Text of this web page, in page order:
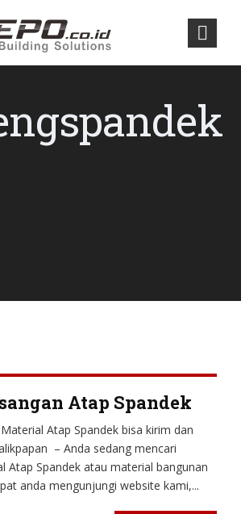
Atap Spandek
Atap Spandek bisa kirim dan
– Anda sedang mencari
Atap Spandek atau material bangunan
anda mengunjungi website kami,...